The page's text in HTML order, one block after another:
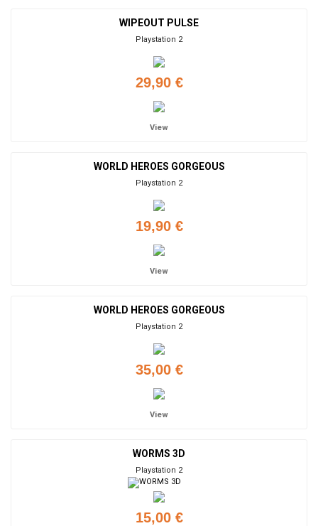
WIPEOUT PULSE
Playstation 2
29,90 €
View
WORLD HEROES GORGEOUS
Playstation 2
19,90 €
View
WORLD HEROES GORGEOUS
Playstation 2
35,00 €
View
WORMS 3D
Playstation 2
15,00 €